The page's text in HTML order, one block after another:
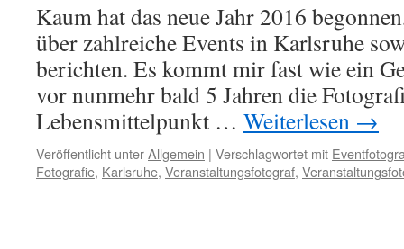
Kaum hat das neue Jahr 2016
über zahlreiche Events in Karlsruhe
berichten. Es kommt mir fast wie ein
vor nunmehr bald 5 Jahren die
Lebensmittelpunkt … Weiterlesen →
Veröffentlicht unterAllgemein | Verschlagwortet mit
Fotografie, Karlsruhe, Veranstaltungsfotograf,